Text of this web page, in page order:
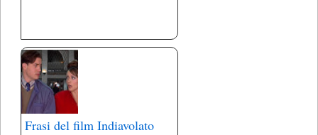
Frasi del film Indiavolato